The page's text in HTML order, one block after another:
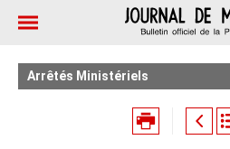
Arrêtés Ministériels